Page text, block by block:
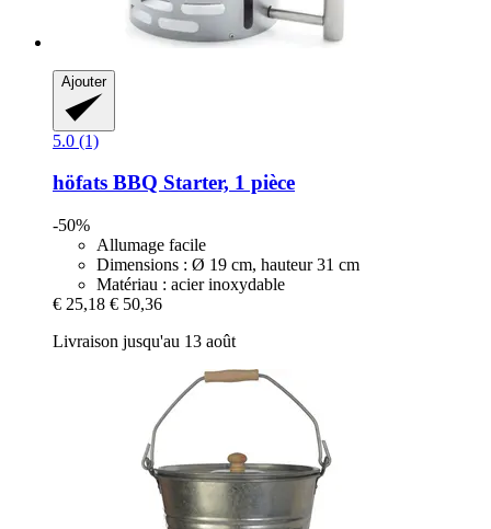
Ajouter
5.0 (1)
höfats BBQ Starter, 1 pièce
-50%
Allumage facile
Dimensions : Ø 19 cm, hauteur 31 cm
Matériau : acier inoxydable
€ 25,18 € 50,36
Livraison jusqu'au 13 août